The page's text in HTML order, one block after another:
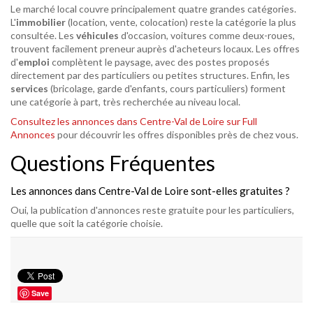
Le marché local couvre principalement quatre grandes catégories.
L'immobilier(location, vente, colocation) reste la catégorie la plus
consultée. Les véhicules d'occasion, voitures comme deux-roues,
trouvent facilement preneur auprès d'acheteurs locaux. Les offres
d'emploi complètent le paysage, avec des postes proposés
directement par des particuliers ou petites structures. Enfin, les
services (bricolage, garde d'enfants, cours particuliers) forment
une catégorie à part, très recherchée au niveau local.
Consultez les annonces dans Centre-Val de Loire sur Full
Annonces pour découvrir les offres disponibles près de chez vous.
Questions Fréquentes
Les annonces dans Centre-Val de Loire sont-elles gratuites ?
Oui, la publication d'annonces reste gratuite pour les particuliers,
quelle que soit la catégorie choisie.
Save